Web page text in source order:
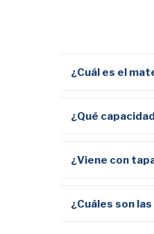
¿Cuál es el
¿Qué
¿Viene con
¿Cuáles son